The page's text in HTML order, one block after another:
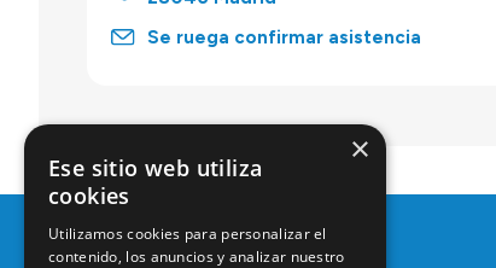
Se ruega confirmar asistencia
×
Ese sitio web utiliza
cookies
Utilizamos cookies para personalizar el
contenido, los anuncios y analizar nuestro